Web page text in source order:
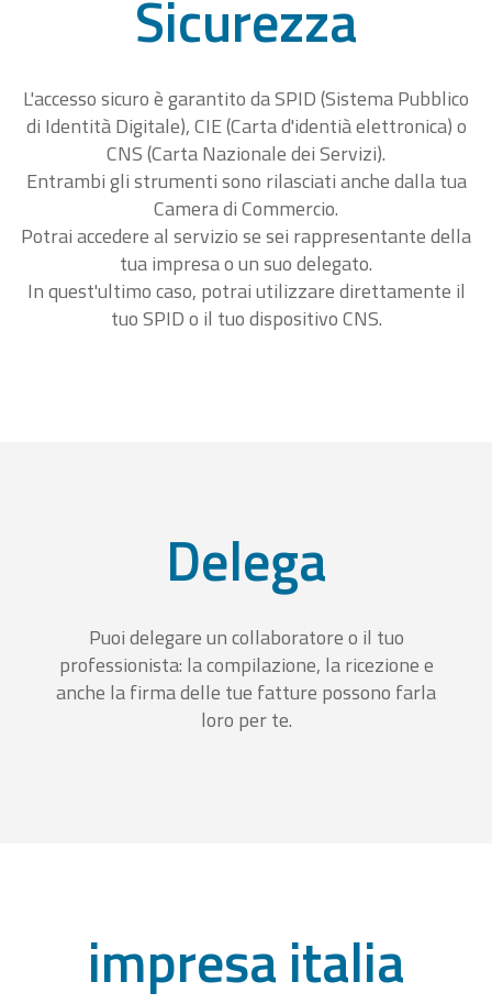
Sicurezza
L'accesso sicuro è garantito da SPID (Sistema Pubblico
di Identità Digitale), CIE (Carta d'identià elettronica) o
CNS (Carta Nazionale dei Servizi).
Entrambi gli strumenti sono rilasciati anche dalla tua
Camera di Commercio.
Potrai accedere al servizio se sei rappresentante della
tua impresa o un suo delegato.
In quest'ultimo caso, potrai utilizzare direttamente il
tuo SPID o il tuo dispositivo CNS.
Delega
Puoi delegare un collaboratore o il tuo
professionista: la compilazione, la ricezione e
anche la firma delle tue fatture possono farla
loro per te.
impresa italia